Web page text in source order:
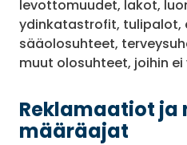
levottomuudet, lakot,
ydinkatastrofit, tulipalot,
sääolosuhteet,
muut olosuhteet, joihin
Reklamaatiot ja
määräajat